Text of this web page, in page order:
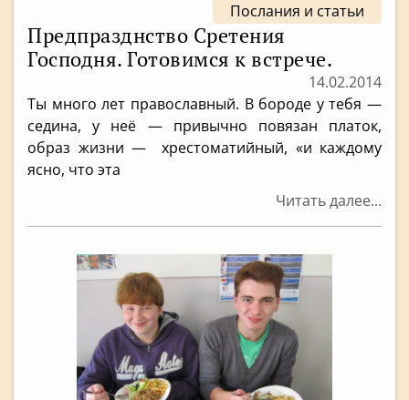
Послания и статьи
Предпразднство Сретения
Господня. Готовимся к встрече.
14.02.2014
Ты много лет православный. В бороде у тебя —
седина, у неё — привычно повязан платок,
образ жизни — хрестоматийный, «и каждому
ясно, что эта
Читать далее...